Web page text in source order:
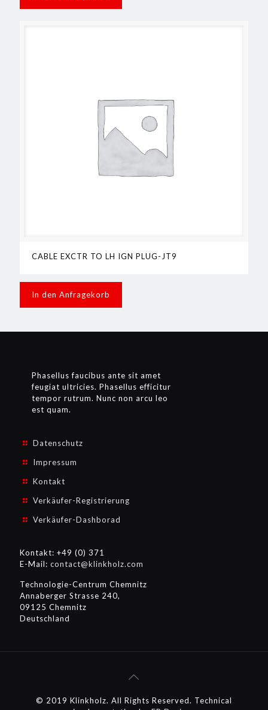
CABLE EXCTR TO LH IGN PLUG-JT9
In den Anfragekorb
Phasellus faucibus ante sit amet
feugiat ultricies. Phasellus efficitur
tempor rutrum. Nunc non arcu leo
est quam.
Datenschutz
Impressum
Kontakt
Verkäufer-Registrierung
Verkäufer-Dashborad
Kontakt: +49 (0) 371
E-Mail: contact@klinkholz.com
Technologie-Centrum Chemnitz
Annaberger Strasse 240,
09125 Chemnitz
Deutschland
© 2019 Klinkholz. All Rights Reserved. Technical